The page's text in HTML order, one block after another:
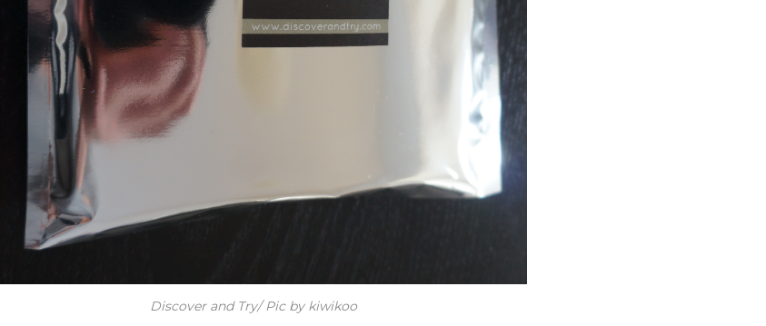
Discover and Try/ Pic by kiwikoo